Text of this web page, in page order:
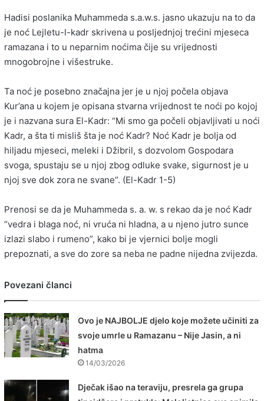
Hadisi poslanika Muhammeda s.a.w.s. jasno ukazuju na to da
je noć Lejletu-l-kadr skrivena u posljednjoj trećini mjeseca
ramazana i to u neparnim noćima čije su vrijednosti
mnogobrojne i višestruke.
Ta noć je posebno značajna jer je u njoj počela objava
Kur’ana u kojem je opisana stvarna vrijednost te noći po kojoj
je i nazvana sura El-Kadr: “Mi smo ga počeli objavljivati u noći
Kadr, a šta ti misliš šta je noć Kadr? Noć Kadr je bolja od
hiljadu mjeseci, meleki i Džibril, s dozvolom Gospodara
svoga, spustaju se u njoj zbog odluke svake, sigurnost je u
njoj sve dok zora ne svane”. (El-Kadr 1-5)
Prenosi se da je Muhammeda s. a. w. s rekao da je noć Kadr
“vedra i blaga noć, ni vruća ni hladna, a u njeno jutro sunce
izlazi slabo i rumeno”, kako bi je vjernici bolje mogli
prepoznati, a sve do zore sa neba ne padne nijedna zvijezda.
Povezani članci
Ovo je NAJBOLJE djelo koje možete učiniti za
svoje umrle u Ramazanu – Nije Jasin, a ni
hatma
14/03/2026
Dječak išao na teraviju, presrela ga grupa